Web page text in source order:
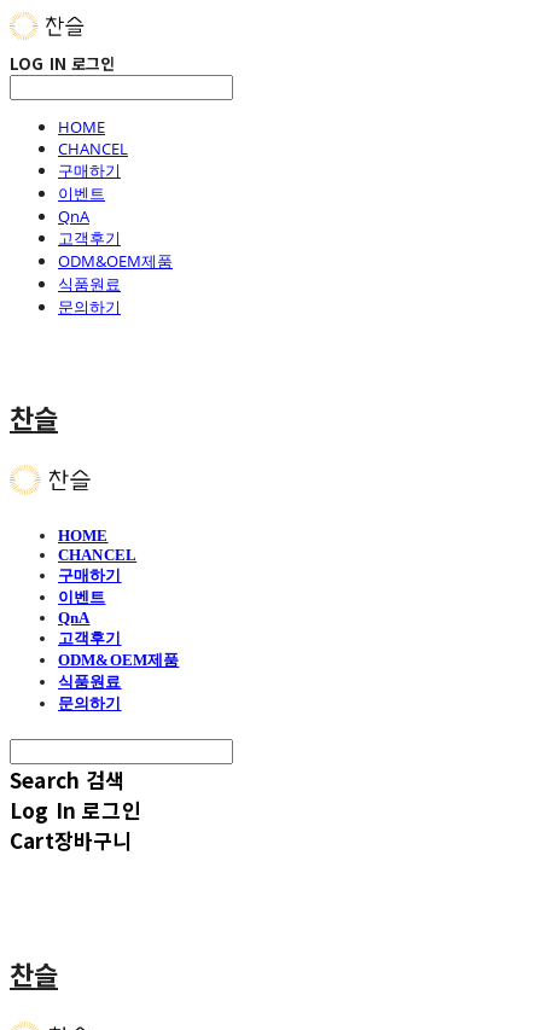
LOG IN 로그인
HOME
CHANCEL
구매하기
이벤트
QnA
고객후기
ODM&OEM제품
식품원료
문의하기
찬슬
HOME
CHANCEL
구매하기
이벤트
QnA
고객후기
ODM&OEM제품
식품원료
문의하기
Search 검색
Log In 로그인
Cart장바구니
찬슬